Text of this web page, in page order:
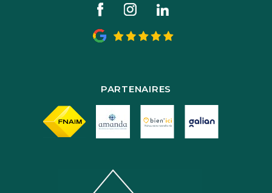
PARTENAIRES